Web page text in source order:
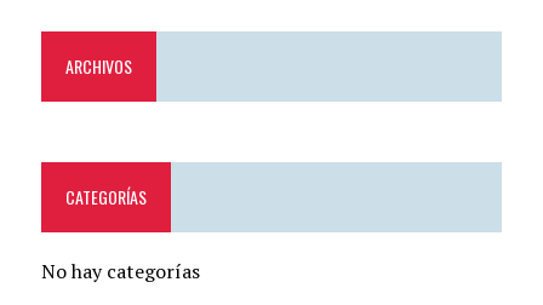
ARCHIVOS
CATEGORÍAS
No hay categorías